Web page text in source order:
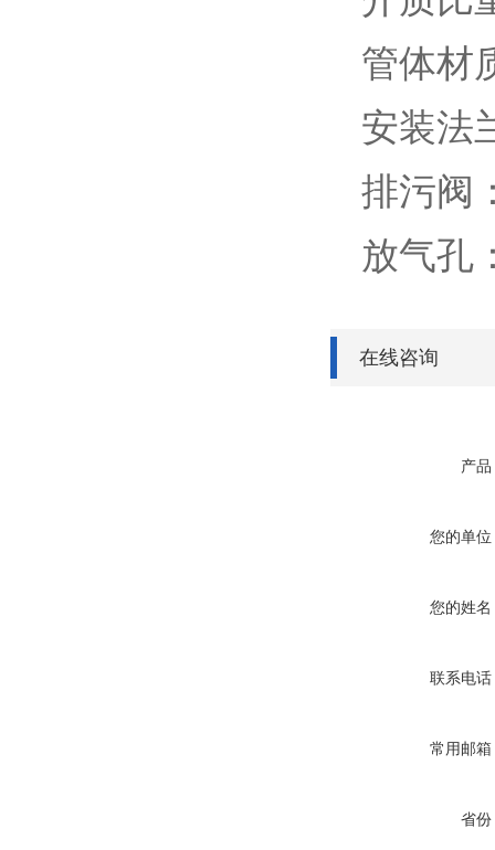
管体材
安装法
排污阀
放气孔
在线咨询
产品
您的单位
您的姓名
联系电话
常用邮箱
省份